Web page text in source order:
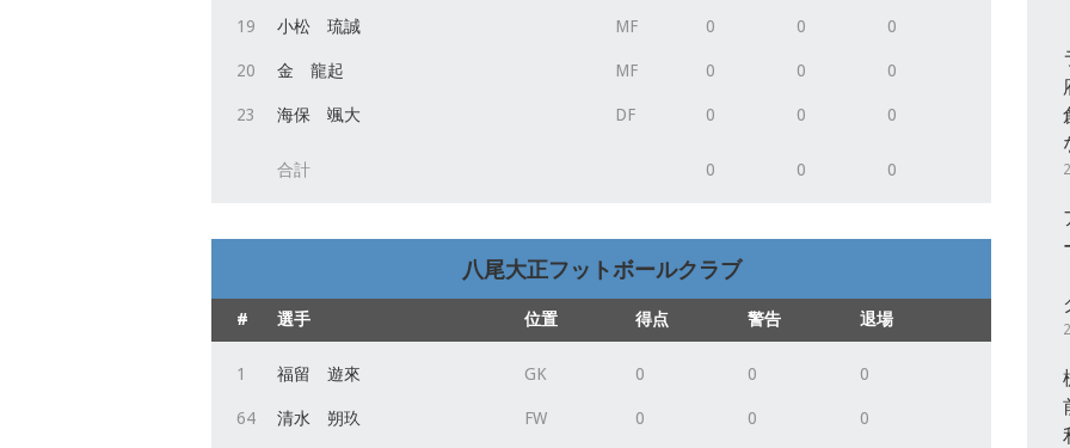
19 小松 琉誠 MF 0 0 0
20 金 龍起 MF 0 0 0
23 海保 颯大 DF 0 0 0
合計 0 0 0
八尾大正フットボールクラブ
# 選手 位置 得点 警告 退場
1 福留 遊來 GK 0 0 0
64 清水 朔玖 FW 0 0 0